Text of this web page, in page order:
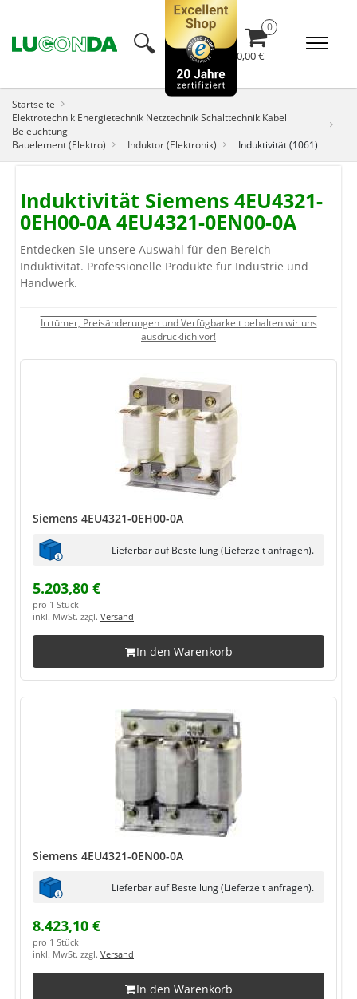
🔍︎ 0,00 €
Startseite
Elektrotechnik Energietechnik Netztechnik Schalttechnik Kabel
Beleuchtung
Bauelement (Elektro)
Induktor (Elektronik) Induktivität (1061)
Induktivität Siemens 4EU4321-
0EH00-0A 4EU4321-0EN00-0A
Entdecken Sie unsere Auswahl für den Bereich
Induktivität. Professionelle Produkte für Industrie und
Handwerk.
Irrtümer, Preisänderungen und Verfügbarkeit behalten wir uns
ausdrücklich vor!
Siemens 4EU4321-0EH00-0A
Lieferbar auf Bestellung (Lieferzeit anfragen).
5.203,80 €
pro 1 Stück
inkl. MwSt. zzgl. Versand
In den Warenkorb
Siemens 4EU4321-0EN00-0A
Lieferbar auf Bestellung (Lieferzeit anfragen).
8.423,10 €
pro 1 Stück
inkl. MwSt. zzgl. Versand
In den Warenkorb